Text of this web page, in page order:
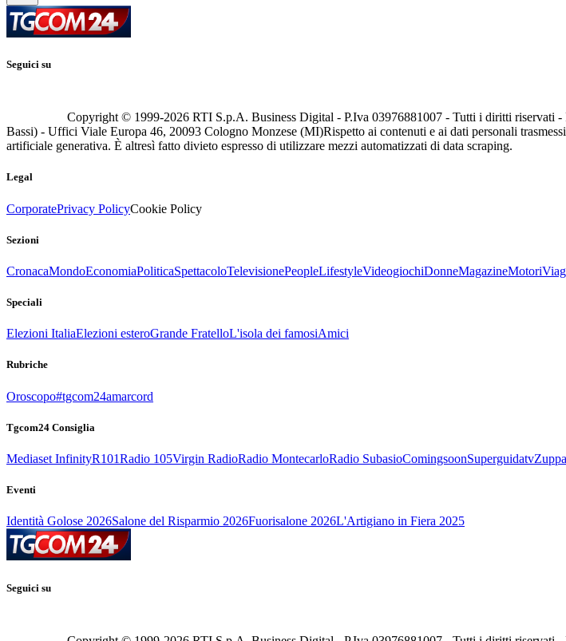
Seguici su
Copyright © 1999-2026 RTI S.p.A. Business Digital - P.Iva 03976881007 - Tutti i diritti riservati
Bassi) - Uffici Viale Europa 46, 20093 Cologno Monzese (MI)Rispetto ai contenuti e ai dati personali
artificiale generativa. È altresì fatto divieto espresso di utilizzare mezzi automatizzati di data scraping.
Legal
CorporatePrivacy PolicyCookie Policy
Sezioni
CronacaMondoEconomiaPoliticaSpettacoloTelevisionePeopleLifestyleVideogiochiDonneMagazineMotori
Speciali
Elezioni ItaliaElezioni esteroGrande FratelloL'isola dei famosiAmici
Rubriche
Oroscopo#tgcom24amarcord
Tgcom24 Consiglia
Mediaset InfinityR101Radio 105Virgin RadioRadio MontecarloRadio SubasioComingsoonSuperguidatv
Eventi
Identità Golose 2026Salone del Risparmio 2026Fuorisalone 2026L'Artigiano in Fiera 2025
Seguici su